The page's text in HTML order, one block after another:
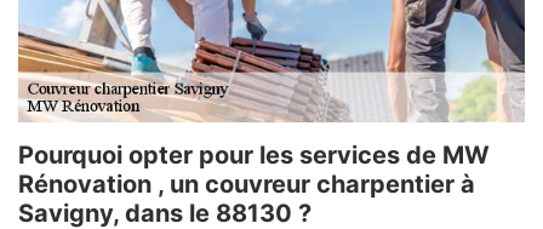
Pourquoi opter pour les services de MW
Rénovation , un couvreur charpentier à
Savigny, dans le 88130 ?